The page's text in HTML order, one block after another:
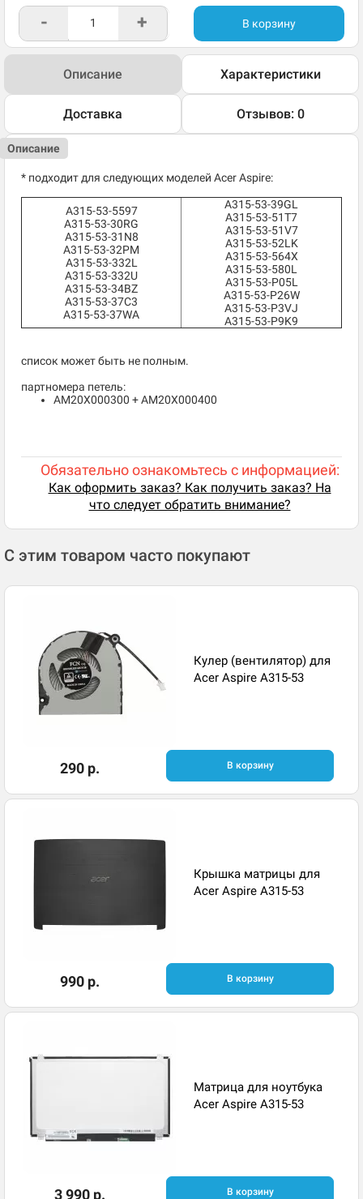
- + В корзину
Описание Характеристики
Доставка Отзывов: 0
Описание
* подходит для следующих моделей Acer Aspire:
A315-53-5597
A315-53-30RG
A315-53-31N8
A315-53-32PM
A315-53-332L
A315-53-332U
A315-53-34BZ
A315-53-37C3
A315-53-37WA
A315-53-39GL
A315-53-51T7
A315-53-51V7
A315-53-52LK
A315-53-564X
A315-53-580L
A315-53-P05L
A315-53-P26W
A315-53-P3VJ
A315-53-P9K9
список может быть не полным.
партномера петель:
AM20X000300 + AM20X000400
Обязательно ознакомьтесь с информацией:
Как оформить заказ? Как получить заказ? На
что следует обратить внимание?
С этим товаром часто покупают
Кулер (вентилятор) для
Acer Aspire A315-53
290 р. В корзину
Крышка матрицы для
Acer Aspire A315-53
990 р. В корзину
Матрица для ноутбука
Acer Aspire A315-53
3 990 р. В корзину